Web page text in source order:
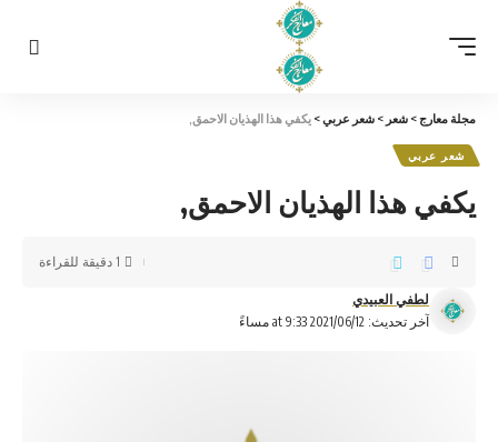
مجلة معارج> شعر > شعر عربي> يكفي هذا الهذيان الاحمق,
شعر عربي
يكفي هذا الهذيان الاحمق,
آخر تحديث: 2021/06/12 at 9:33 مساءً
لطفي العبيدي
1 دقيقة للقراءة